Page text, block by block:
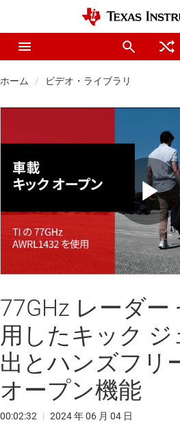
ホーム ビデオ・ライブラリ
77GHz レーダー
用したキック
出とハンズフリ
オープン機能
00:02:32 | 2024 年 06 月 04 日